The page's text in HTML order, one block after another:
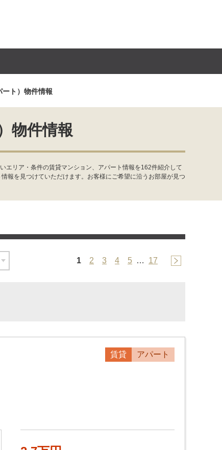
ト）物件情報
物件情報
エリア・条件の賃貸マンション、アパート情報を162件紹介して
報を見つけていただけます。お客様にご希望に沿うお部屋が見つ
1 2 3 4 5 … 17
賃貸 アパート